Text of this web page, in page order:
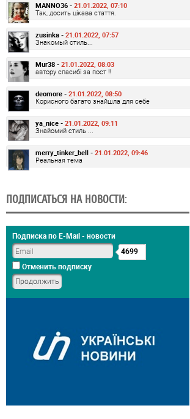
MANNO36 - 21.01.2022, 07:10
Так, досить цікава стаття.
zusinka - 21.01.2022, 07:57
Знакомый стиль...
Mur38 - 21.01.2022, 08:03
автору спасибі за пост !!
deomore - 21.01.2022, 08:50
Корисного багато знайшла для себе
ya_nice - 21.01.2022, 09:11
Знайомий стиль ...
merry_tinker_bell - 21.01.2022, 09:46
Реальная тема
ПОДПИСАТЬСЯ НА НОВОСТИ:
Подписка по E-Mail - новости
4699
Отменить подписку